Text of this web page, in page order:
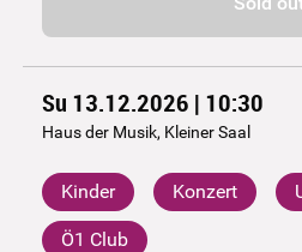
Su 13.12.2026 | 10:30
Haus der Musik, Kleiner Saal
Kinder Konzert
Ö1 Club